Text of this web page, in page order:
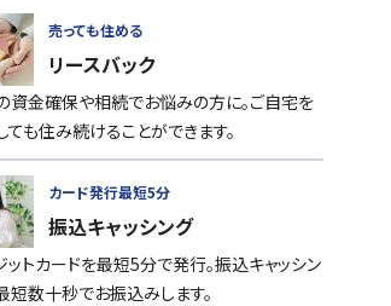
資金確保や相続でお悩みの方に。ご自宅を
ても住み続けることができます。
売っても住める
リースバック
ットカードを最短5分で発行。振込キャッシン
短数十秒でお振込みします。
カード発行最短5分
振込キャッシング